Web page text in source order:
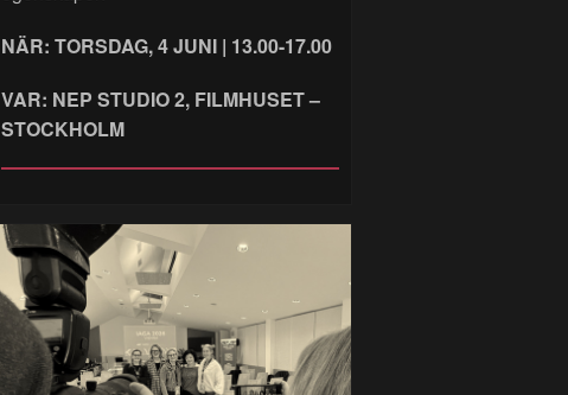
NÄR: TORSDAG, 4 JUNI | 13.00-17.00
VAR: NEP STUDIO 2, FILMHUSET –
STOCKHOLM